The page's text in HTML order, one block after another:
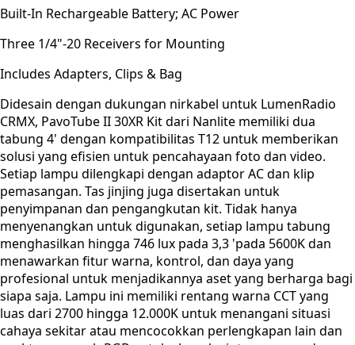
Built-In Rechargeable Battery; AC Power
Three 1/4"-20 Receivers for Mounting
Includes Adapters, Clips & Bag
Didesain dengan dukungan nirkabel untuk LumenRadio
CRMX, PavoTube II 30XR Kit dari Nanlite memiliki dua
tabung 4' dengan kompatibilitas T12 untuk memberikan
solusi yang efisien untuk pencahayaan foto dan video.
Setiap lampu dilengkapi dengan adaptor AC dan klip
pemasangan. Tas jinjing juga disertakan untuk
penyimpanan dan pengangkutan kit. Tidak hanya
menyenangkan untuk digunakan, setiap lampu tabung
menghasilkan hingga 746 lux pada 3,3 'pada 5600K dan
menawarkan fitur warna, kontrol, dan daya yang
profesional untuk menjadikannya aset yang berharga bagi
siapa saja. Lampu ini memiliki rentang warna CCT yang
luas dari 2700 hingga 12.000K untuk menangani situasi
cahaya sekitar atau mencocokkan perlengkapan lain dan